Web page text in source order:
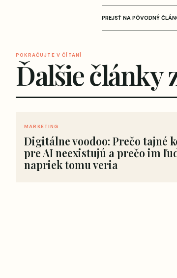
PREJSŤ NA PÔVODNÝ
POKRAČUJTE V ČÍTANÍ
Ďalšie články
MARKETING
Digitálne voodoo: Prečo tajné
pre AI neexistujú a prečo im
napriek tomu veria